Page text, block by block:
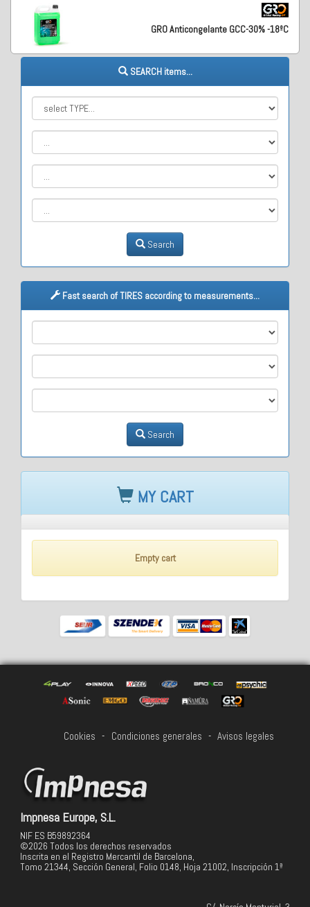
GRO Anticongelante GCC-30% -18ºC
SEARCH items...
Search
Fast search of TIRES according to measurements...
Search
MY CART
Empty cart
Cookies - Condiciones generales - Avisos legales
Impnesa Europe, S.L.
NIF ES B59892364
©2026 Todos los derechos reservados
Inscrita en el Registro Mercantil de Barcelona,
Tomo 21344, Sección General, Folio 0148, Hoja 21002, Inscripción 1ª